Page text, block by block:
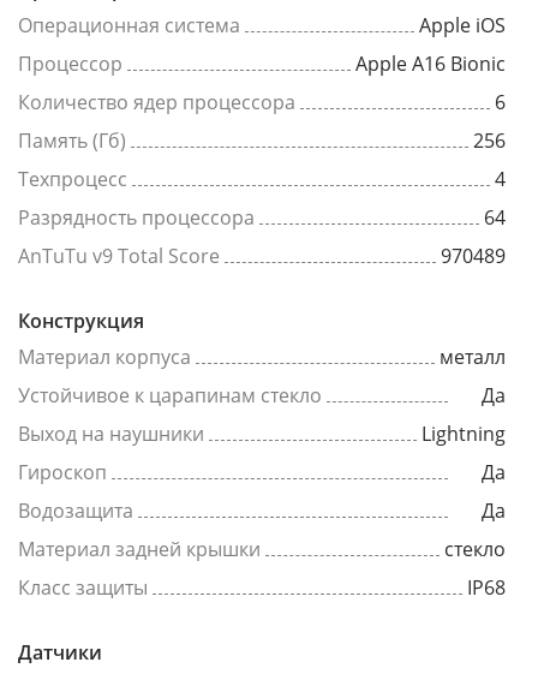
Операционная система
Apple iOS
Процессор
Apple A16 Bionic
Количество ядер процессора
6
Память (Гб)
256
Техпроцесс
4
Разрядность процессора
64
AnTuTu v9 Total Score
970489
Конструкция
Материал корпуса
металл
Устойчивое к царапинам стекло
Да
Выход на наушники
Lightning
Гироскоп
Да
Водозащита
Да
Материал задней крышки
стекло
Класс защиты
IP68
Датчики